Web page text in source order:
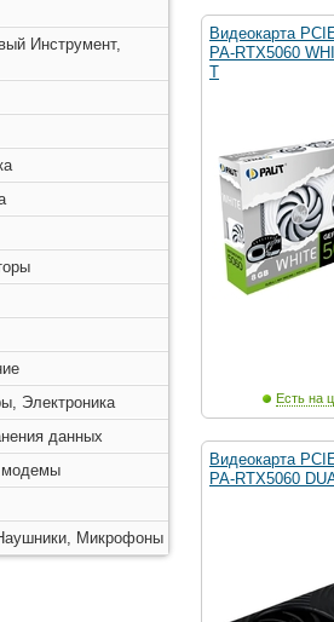
Инструмент,
Электроника
данных
модемы
Микрофоны
Видеокарта
PA-RTX5060
T
Есть на
Видеокарта
PA-RTX5060